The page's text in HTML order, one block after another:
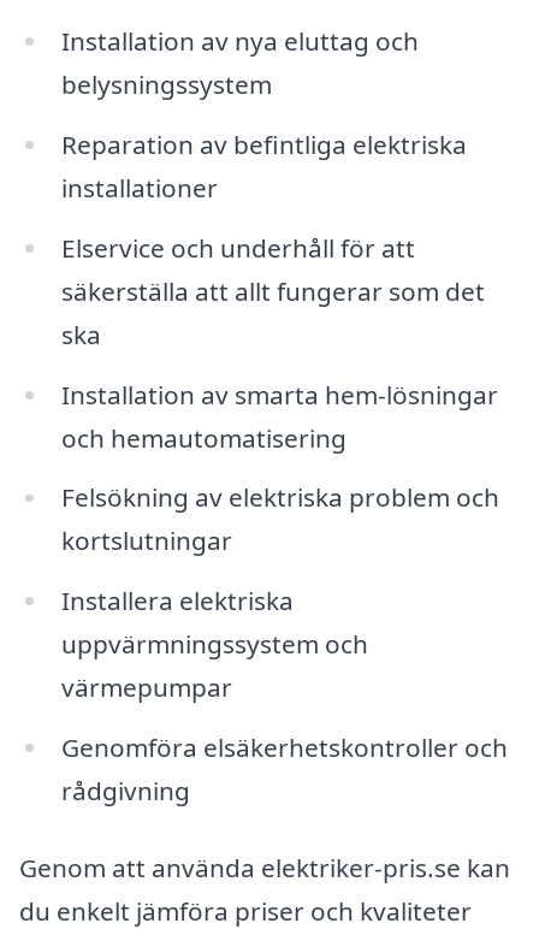
Installation av nya eluttag och
belysningssystem
Reparation av befintliga elektriska
installationer
Elservice och underhåll för att
säkerställa att allt fungerar som det
ska
Installation av smarta hem-lösningar
och hemautomatisering
Felsökning av elektriska problem och
kortslutningar
Installera elektriska
uppvärmningssystem och
värmepumpar
Genomföra elsäkerhetskontroller och
rådgivning
Genom att använda elektriker-pris.se kan
du enkelt jämföra priser och kvaliteter